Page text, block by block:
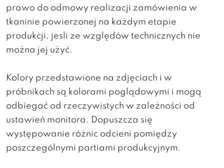
prawo do odmowy realizacji zamówienia w
tkaninie powierzonej na każdym etapie
produkcji, jesli ze względów technicznych nie
można jej użyć.
Kolory przedstawione na zdjęciach i w
próbnikach są kolorami poglądowymi i mogą
odbiegać od rzeczywistych w zależności od
ustawień monitora. Dopuszcza się
występowanie różnic odcieni pomiędzy
poszczególnymi partiami produkcyjnym.